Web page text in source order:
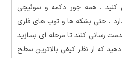
کنید . همه جور دکمه و سوئیچی
، حتی بشکه ها و توپ های فلزی
رسانی کنند تا مرحله ای بسازید
دهید که از نظر کیفی بالاترین سطح